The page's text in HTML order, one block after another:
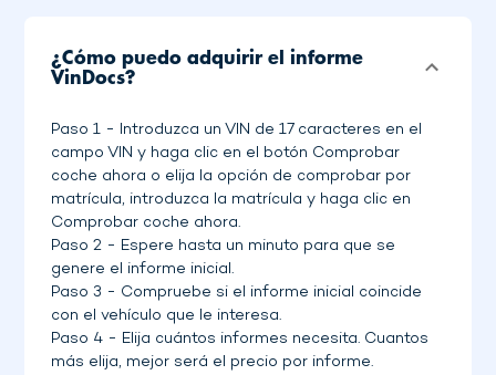
¿Cómo puedo adquirir el informe
VinDocs?
Paso 1 - Introduzca un VIN de 17 caracteres en el
campo VIN y haga clic en el botón Comprobar
coche ahora o elija la opción de comprobar por
matrícula, introduzca la matrícula y haga clic en
Comprobar coche ahora.
Paso 2 - Espere hasta un minuto para que se
genere el informe inicial.
Paso 3 - Compruebe si el informe inicial coincide
con el vehículo que le interesa.
Paso 4 - Elija cuántos informes necesita. Cuantos
más elija, mejor será el precio por informe.